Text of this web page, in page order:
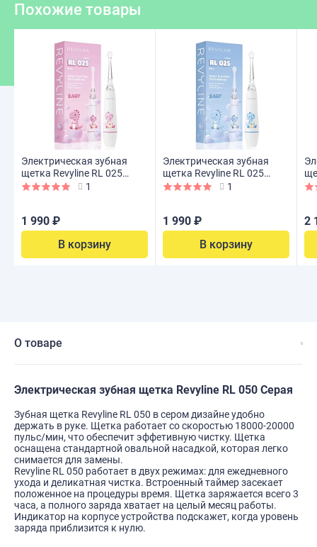
Похожие товары
Электрическая зубная
щетка Revyline RL 025
Infant, Pink
1
1 990 ₽
В корзину
Электрическая зубная
щетка Revyline RL 025
Infant, Blue
1
1 990 ₽
В корзину
2
О товаре
Электрическая зубная щетка Revyline RL 050 Серая
Зубная щетка Revyline RL 050 в сером дизайне удобно
держать в руке. Щетка работает со скоростью 18000-20000
пульс/мин, что обеспечит эффетивную чистку. Щетка
оснащена стандартной овальной насадкой, которая легко
снимается для замены.
Revyline RL 050 работает в двух режимах: для ежедневного
ухода и деликатная чистка. Встроенный таймер засекает
положенное на процедуры время. Щетка заряжается всего 3
часа, а полного заряда хватает на целый месяц работы.
Индикатор на корпусе устройства подскажет, когда уровень
заряда приблизится к нулю.